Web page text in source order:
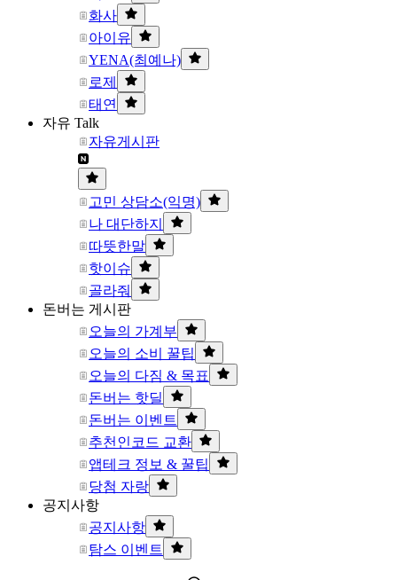
화사
아이유
YENA(최예나)
로제
태연
자유 Talk
자유게시판
고민 상담소(익명)
나 대단하지
따뜻한말
핫이슈
골라줘
돈버는 게시판
오늘의 가계부
오늘의 소비 꿀팁
오늘의 다짐 & 목표
돈버는 핫딜
돈버는 이벤트
추천인코드 교환
앱테크 정보 & 꿀팁
당첨 자랑
공지사항
공지사항
탐스 이벤트